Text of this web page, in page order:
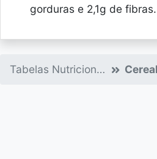
gorduras e 2,1g de fibras.
Tabelas Nutricionais